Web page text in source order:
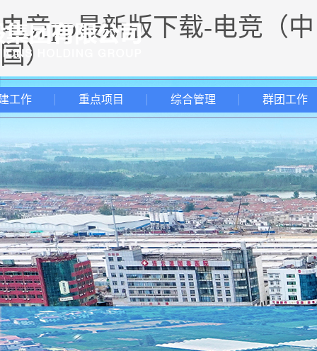
电竞pp最新版下载-电竞（中
国）
工作 重点项目 综合管理 群团工作